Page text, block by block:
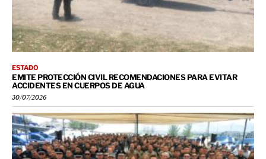
ESTADO
EMITE PROTECCIÓN CIVIL RECOMENDACIONES PARA EVITAR
ACCIDENTES EN CUERPOS DE AGUA
30/07/2026